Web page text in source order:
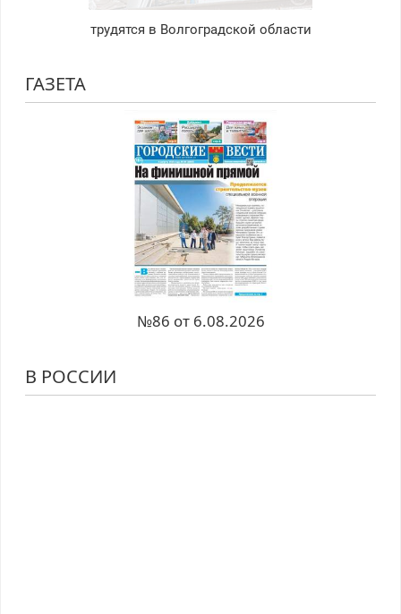
трудятся в Волгоградской области
ГАЗЕТА
№86 от 6.08.2026
В РОССИИ